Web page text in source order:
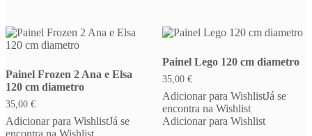
Painel Frozen 2 Ana e Elsa
120 cm diametro
35,00 €
Adicionar para WishlistJá se
encontra na Wishlist
Painel Lego 120 cm diametro
35,00 €
Adicionar para WishlistJá se
encontra na Wishlist
Adicionar para Wishlist